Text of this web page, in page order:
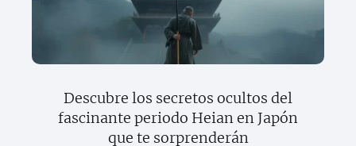
Descubre los secretos ocultos del
fascinante periodo Heian en Japón
que te sorprenderán